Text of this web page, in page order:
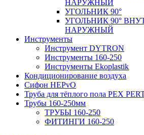
НАРУЖНЫЙ
УГОЛЬНИК 90°
УГОЛЬНИК 90°
НАРУЖНЫЙ
Инструменты
Инструмент DYTRON
Инструменты 160-250
Инструменты Ekoplastik
Кондиционирование воздуха
Сифон HEPvO
Труба для тёплого пола PEX
Трубы 160-250мм
ТРУБЫ 160-250
ФИТИНГИ 160-250